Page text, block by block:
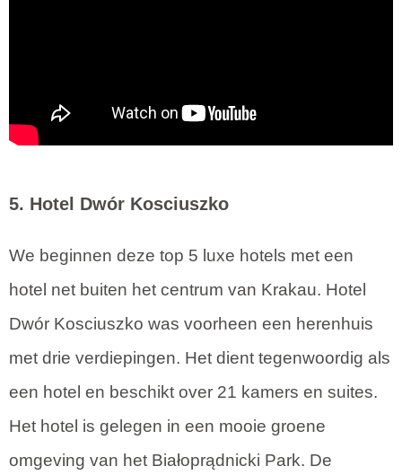
5. Hotel Dwór Kosciuszko
We beginnen deze top 5 luxe hotels met een
hotel net buiten het centrum van Krakau. Hotel
Dwór Kosciuszko was voorheen een herenhuis
met drie verdiepingen. Het dient tegenwoordig als
een hotel en beschikt over 21 kamers en suites.
Het hotel is gelegen in een mooie groene
omgeving van het Białoprądnicki Park. De